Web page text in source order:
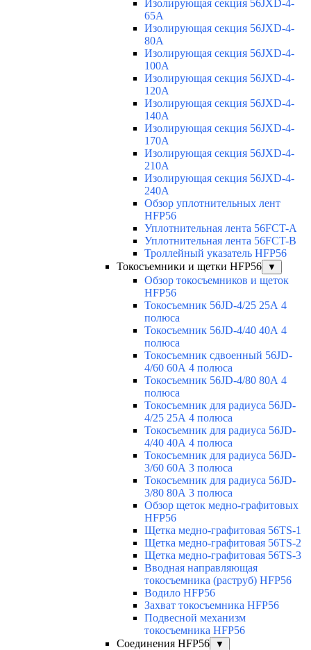
Изолирующая секция 56JXD-4-
65A
Изолирующая секция 56JXD-4-
80A
Изолирующая секция 56JXD-4-
100A
Изолирующая секция 56JXD-4-
120A
Изолирующая секция 56JXD-4-
140A
Изолирующая секция 56JXD-4-
170A
Изолирующая секция 56JXD-4-
210A
Изолирующая секция 56JXD-4-
240A
Обзор уплотнительных лент
HFP56
Уплотнительная лента 56FCT-A
Уплотнительная лента 56FCT-B
Троллейный указатель HFP56
Токосъемники и щетки HFP56
▼
Обзор токосъемников и щеток
HFP56
Токосъемник 56JD-4/25 25А 4
полюса
Токосъемник 56JD-4/40 40А 4
полюса
Токосъемник сдвоенный 56JD-
4/60 60А 4 полюса
Токосъемник 56JD-4/80 80А 4
полюса
Токосъемник для радиуса 56JD-
4/25 25А 4 полюса
Токосъемник для радиуса 56JD-
4/40 40А 4 полюса
Токосъемник для радиуса 56JD-
3/60 60А 3 полюса
Токосъемник для радиуса 56JD-
3/80 80А 3 полюса
Обзор щеток медно-графитовых
HFP56
Щетка медно-графитовая 56TS-1
Щетка медно-графитовая 56TS-2
Щетка медно-графитовая 56TS-3
Вводная направляющая
токосъемника (раструб) HFP56
Водило HFP56
Захват токосъемника HFP56
Подвесной механизм
токосъемника HFP56
Соединения HFP56
▼